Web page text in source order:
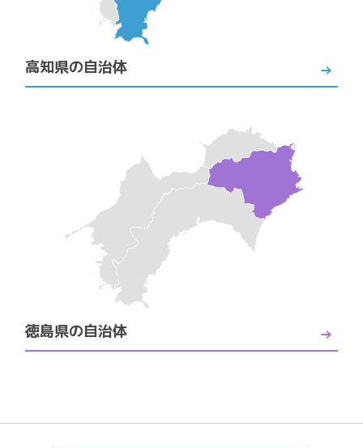
高知県の自治体
徳島県の自治体